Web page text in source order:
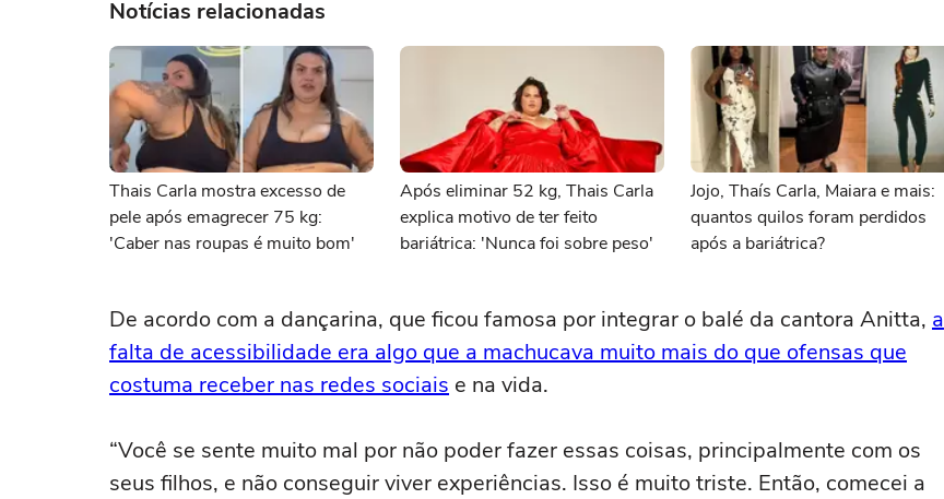
Notícias relacionadas
Thais Carla mostra excesso de
pele após emagrecer 75 kg:
'Caber nas roupas é muito bom'
Após eliminar 52 kg, Thais Carla
explica motivo de ter feito
bariátrica: 'Nunca foi sobre peso'
Jojo, Thaís Carla, Maiara e mais:
quantos quilos foram perdidos
após a bariátrica?
De acordo com a dançarina, que ficou famosa por integrar o balé da cantora Anitta, a
falta de acessibilidade era algo que a machucava muito mais do que ofensas que
costuma receber nas redes sociais e na vida.
“Você se sente muito mal por não poder fazer essas coisas, principalmente com os
seus filhos, e não conseguir viver experiências. Isso é muito triste. Então, comecei a